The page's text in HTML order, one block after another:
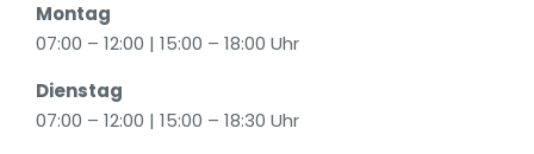
Montag
07:00 – 12:00 | 15:00 – 18:00 Uhr
Dienstag
07:00 – 12:00 | 15:00 – 18:30 Uhr